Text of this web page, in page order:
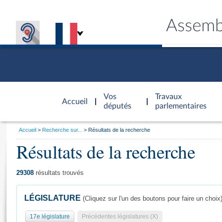
Accueil
d'accueil
Vos
députés
Travaux
parlementaires
Général
Vous
Accueil Recherche sur... Résultats de la recherche
Résultats de la recherche
29308 résultats trouvés
LÉGISLATURE (Cliquez sur l'un des boutons pour faire un choix)
17e législature Précédentes législatures (X)